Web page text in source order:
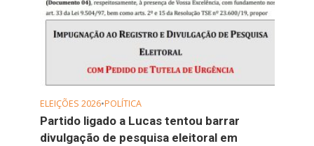
ELEIÇÕES 2026•POLÍTICA
Partido ligado a Lucas tentou barrar
divulgação de pesquisa eleitoral em